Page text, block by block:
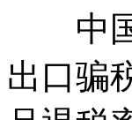
中国
出口骗